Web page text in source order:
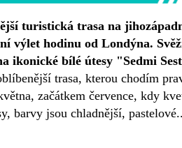
turistická trasa na
výlet hodinu od Londýna.
trasa, kterou chodím
začátkem července, kdy
barvy jsou chladnější,